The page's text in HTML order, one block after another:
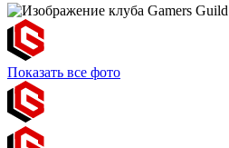
Показать все фото